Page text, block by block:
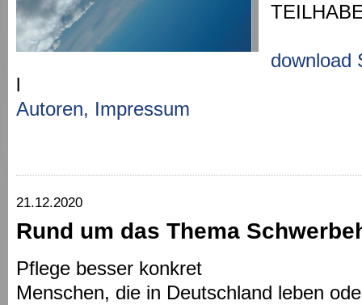
download
l
Autoren, Impressum
21.12.2020
Rund um das Thema
Pflege besser konkret
Menschen, die in Deutschland leben